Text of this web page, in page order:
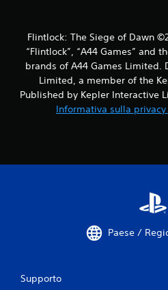
Flintlock: The Siege of Dawn
“Flintlock”, “A44 Games” and
brands of A44 Games Limited.
Limited, a member of the
Published by Kepler Interactive
Informativa sulla
Paese /
Supporto